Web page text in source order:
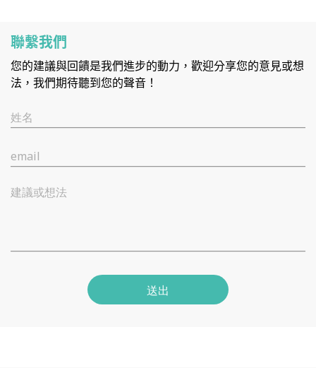
聯繫我們
您的建議與回饋是我們進步的動力，歡迎分享您的意見或想
法，我們期待聽到您的聲音！
姓名
email
建議或想法
送出